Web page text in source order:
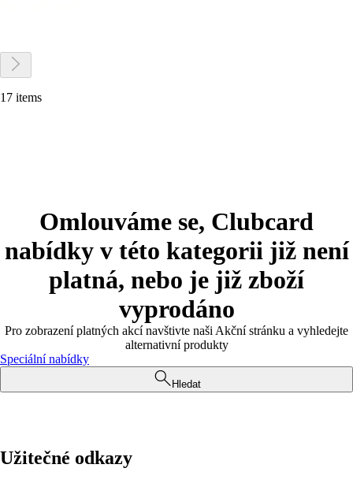
17 items
Omlouváme se, Clubcard
nabídky v této kategorii již není
platná, nebo je již zboží
vyprodáno
Pro zobrazení platných akcí navštivte naši Akční stránku a vyhledejte
alternativní produkty
Speciální nabídky
Hledat
Užitečné odkazy